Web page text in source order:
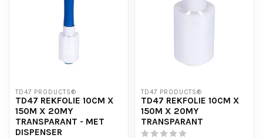
TD47 PRODUCTS®
TD47 REKFOLIE 10CM X
150M X 20MY
TRANSPARANT - MET
DISPENSER
TD47 PRODUCTS®
TD47 REKFOLIE 10CM X
150M X 20MY
TRANSPARANT